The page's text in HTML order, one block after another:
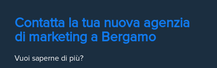
Contatta la tua nuova agenzia
di marketing a Bergamo
Vuoi saperne di più?